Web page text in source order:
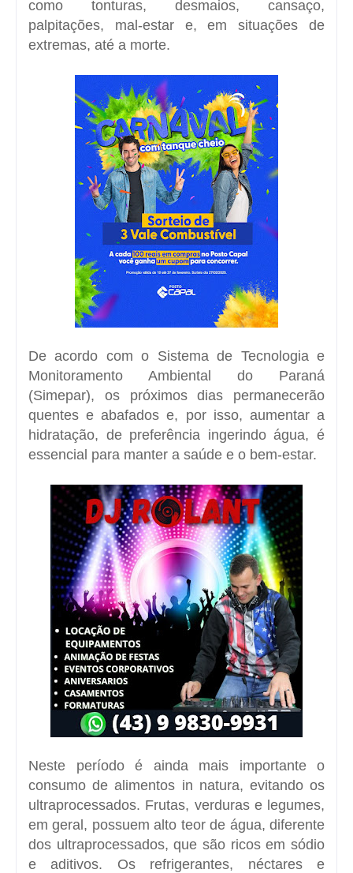
como tonturas, desmaios, cansaço,
palpitações, mal-estar e, em situações de
extremas, até a morte.
De acordo com o Sistema de Tecnologia e
Monitoramento Ambiental do Paraná
(Simepar), os próximos dias permanecerão
quentes e abafados e, por isso, aumentar a
hidratação, de preferência ingerindo água, é
essencial para manter a saúde e o bem-estar.
Neste período é ainda mais importante o
consumo de alimentos in natura, evitando os
ultraprocessados. Frutas, verduras e legumes,
em geral, possuem alto teor de água, diferente
dos ultraprocessados, que são ricos em sódio
e aditivos. Os refrigerantes, néctares e